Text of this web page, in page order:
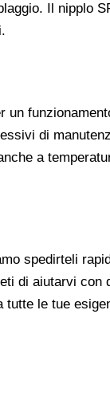
Il nipplo
di
a
spedirteli
di aiutarvi con
tutte le tue